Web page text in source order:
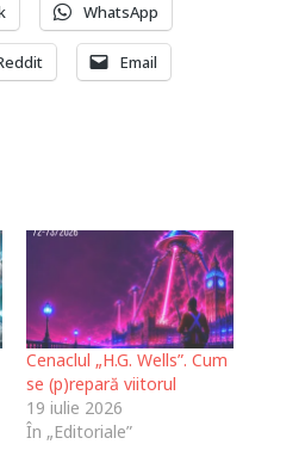
WhatsApp
Email
Cenaclul „H.G. Wells”. Cum
se (p)repară viitorul
19 iulie 2026
În „Editoriale”